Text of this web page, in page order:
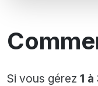
Si vous gérez 1